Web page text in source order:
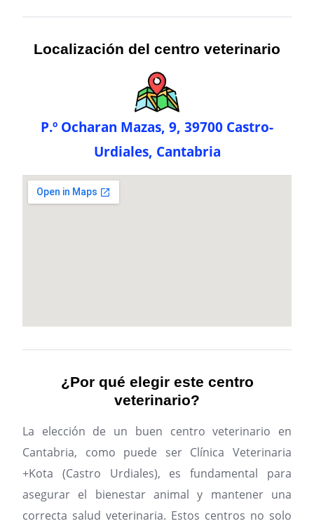
Localización del centro veterinario
P.º Ocharan Mazas, 9, 39700 Castro-
Urdiales, Cantabria
¿Por qué elegir este centro
veterinario?
La elección de un buen centro veterinario en
Cantabria, como puede ser Clínica Veterinaria
+Kota (Castro Urdiales), es fundamental para
asegurar el bienestar animal y mantener una
correcta salud veterinaria. Estos centros no solo